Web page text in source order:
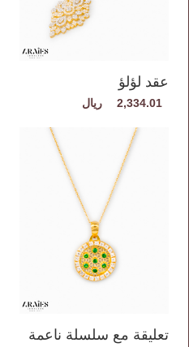
عقد لؤلؤ
2,334.01
تعليقة مع سلسلة ناعمة